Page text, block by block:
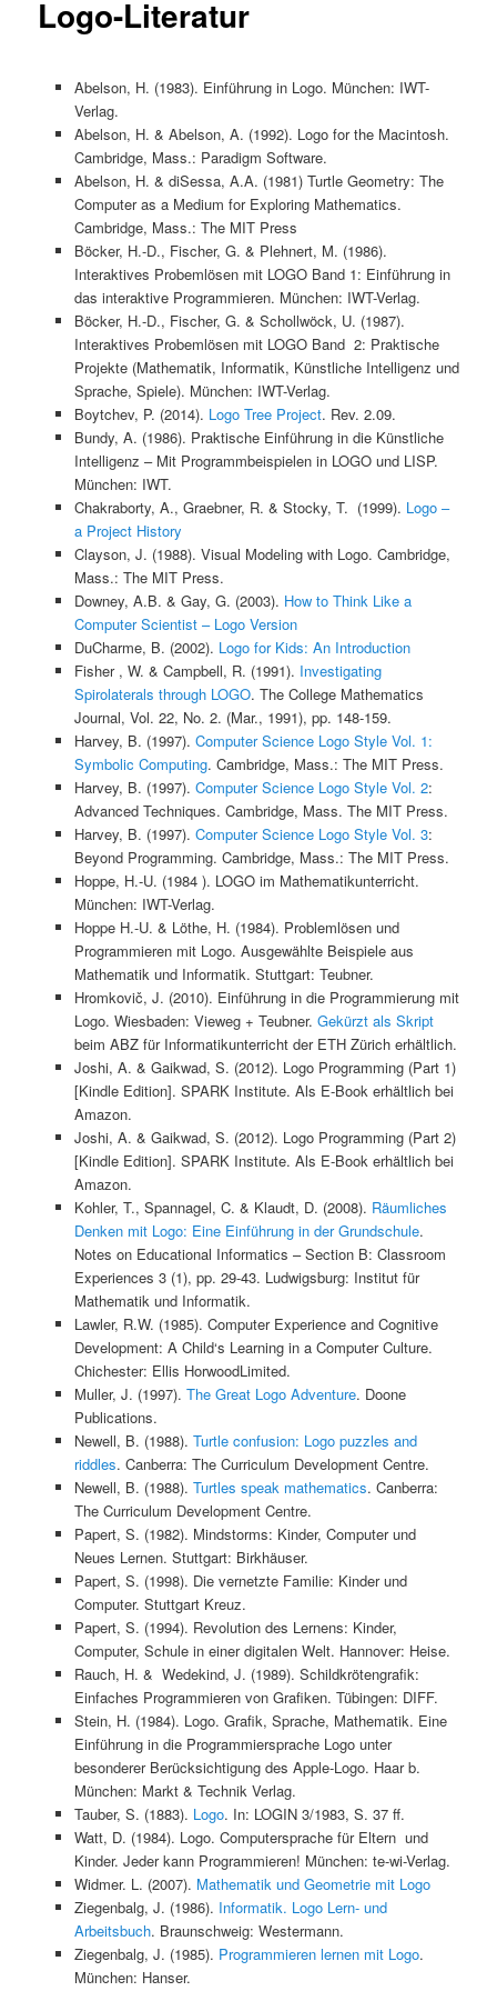
Logo-Literatur
Abelson, H. (1983). Einführung in Logo. München: IWT-
Verlag.
Abelson, H. & Abelson, A. (1992). Logo for the Macintosh.
Cambridge, Mass.: Paradigm Software.
Abelson, H. & diSessa, A.A. (1981) Turtle Geometry: The
Computer as a Medium for Exploring Mathematics.
Cambridge, Mass.: The MIT Press
Böcker, H.-D., Fischer, G. & Plehnert, M. (1986).
Interaktives Probemlösen mit LOGO Band 1: Einführung in
das interaktive Programmieren. München: IWT-Verlag.
Böcker, H.-D., Fischer, G. & Schollwöck, U. (1987).
Interaktives Probemlösen mit LOGO Band 2: Praktische
Projekte (Mathematik, Informatik, Künstliche Intelligenz und
Sprache, Spiele). München: IWT-Verlag.
Boytchev, P. (2014). Logo Tree Project. Rev. 2.09.
Bundy, A. (1986). Praktische Einführung in die Künstliche
Intelligenz – Mit Programmbeispielen in LOGO und LISP.
München: IWT.
Chakraborty, A., Graebner, R. & Stocky, T. (1999). Logo –
a Project History
Clayson, J. (1988). Visual Modeling with Logo. Cambridge,
Mass.: The MIT Press.
Downey, A.B. & Gay, G. (2003). How to Think Like a
Computer Scientist – Logo Version
DuCharme, B. (2002). Logo for Kids: An Introduction
Fisher , W. & Campbell, R. (1991). Investigating
Spirolaterals through LOGO. The College Mathematics
Journal, Vol. 22, No. 2. (Mar., 1991), pp. 148-159.
Harvey, B. (1997). Computer Science Logo Style Vol. 1:
Symbolic Computing. Cambridge, Mass.: The MIT Press.
Harvey, B. (1997). Computer Science Logo Style Vol. 2:
Advanced Techniques. Cambridge, Mass. The MIT Press.
Harvey, B. (1997). Computer Science Logo Style Vol. 3:
Beyond Programming. Cambridge, Mass.: The MIT Press.
Hoppe, H.-U. (1984 ). LOGO im Mathematikunterricht.
München: IWT-Verlag.
Hoppe H.-U. & Löthe, H. (1984). Problemlösen und
Programmieren mit Logo. Ausgewählte Beispiele aus
Mathematik und Informatik. Stuttgart: Teubner.
Hromkovič, J. (2010). Einführung in die Programmierung mit
Logo. Wiesbaden: Vieweg + Teubner. Gekürzt als Skript
beim ABZ für Informatikunterricht der ETH Zürich erhältlich.
Joshi, A. & Gaikwad, S. (2012). Logo Programming (Part 1)
[Kindle Edition]. SPARK Institute. Als E-Book erhältlich bei
Amazon.
Joshi, A. & Gaikwad, S. (2012). Logo Programming (Part 2)
[Kindle Edition]. SPARK Institute. Als E-Book erhältlich bei
Amazon.
Kohler, T., Spannagel, C. & Klaudt, D. (2008). Räumliches
Denken mit Logo: Eine Einführung in der Grundschule.
Notes on Educational Informatics – Section B: Classroom
Experiences 3 (1), pp. 29-43. Ludwigsburg: Institut für
Mathematik und Informatik.
Lawler, R.W. (1985). Computer Experience and Cognitive
Development: A Child‘s Learning in a Computer Culture.
Chichester: Ellis HorwoodLimited.
Muller, J. (1997). The Great Logo Adventure. Doone
Publications.
Newell, B. (1988). Turtle confusion: Logo puzzles and
riddles. Canberra: The Curriculum Development Centre.
Newell, B. (1988). Turtles speak mathematics. Canberra:
The Curriculum Development Centre.
Papert, S. (1982). Mindstorms: Kinder, Computer und
Neues Lernen. Stuttgart: Birkhäuser.
Papert, S. (1998). Die vernetzte Familie: Kinder und
Computer. Stuttgart Kreuz.
Papert, S. (1994). Revolution des Lernens: Kinder,
Computer, Schule in einer digitalen Welt. Hannover: Heise.
Rauch, H. & Wedekind, J. (1989). Schildkrötengrafik:
Einfaches Programmieren von Grafiken. Tübingen: DIFF.
Stein, H. (1984). Logo. Grafik, Sprache, Mathematik. Eine
Einführung in die Programmiersprache Logo unter
besonderer Berücksichtigung des Apple-Logo. Haar b.
München: Markt & Technik Verlag.
Tauber, S. (1883). Logo. In: LOGIN 3/1983, S. 37 ff.
Watt, D. (1984). Logo. Computersprache für Eltern und
Kinder. Jeder kann Programmieren! München: te-wi-Verlag.
Widmer. L. (2007). Mathematik und Geometrie mit Logo
Ziegenbalg, J. (1986). Informatik. Logo Lern- und
Arbeitsbuch. Braunschweig: Westermann.
Ziegenbalg, J. (1985). Programmieren lernen mit Logo.
München: Hanser.